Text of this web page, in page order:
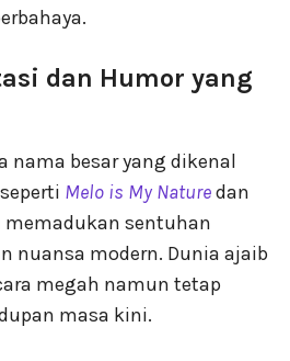
dan Humor yang
nama besar yang dikenal
Melo is My Naturedan
memadukan sentuhan
nuansa modern. Dunia ajaib
megah namun tetap
masa kini.